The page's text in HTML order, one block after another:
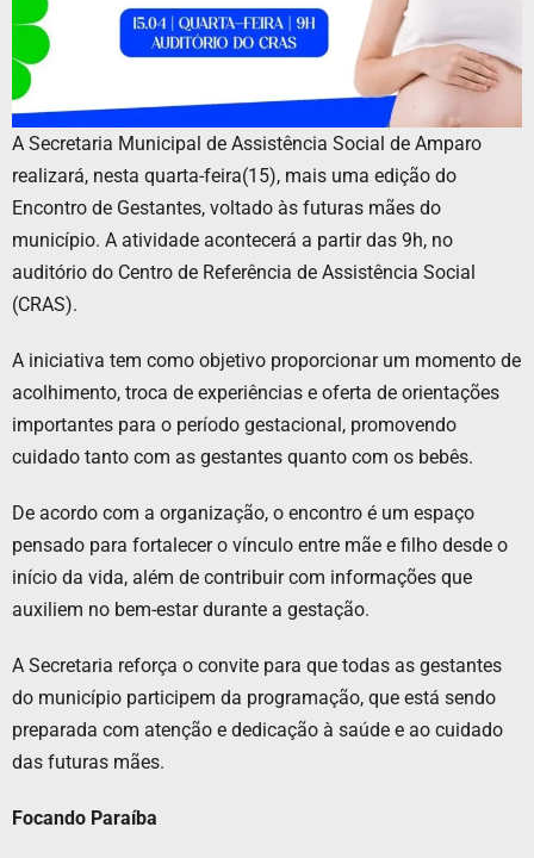
A Secretaria Municipal de Assistência Social de Amparo
realizará, nesta quarta-feira(15), mais uma edição do
Encontro de Gestantes, voltado às futuras mães do
município. A atividade acontecerá a partir das 9h, no
auditório do Centro de Referência de Assistência Social
(CRAS).
A iniciativa tem como objetivo proporcionar um momento de
acolhimento, troca de experiências e oferta de orientações
importantes para o período gestacional, promovendo
cuidado tanto com as gestantes quanto com os bebês.
De acordo com a organização, o encontro é um espaço
pensado para fortalecer o vínculo entre mãe e filho desde o
início da vida, além de contribuir com informações que
auxiliem no bem-estar durante a gestação.
A Secretaria reforça o convite para que todas as gestantes
do município participem da programação, que está sendo
preparada com atenção e dedicação à saúde e ao cuidado
das futuras mães.
Focando Paraíba